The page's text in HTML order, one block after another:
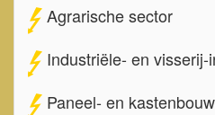
Agrarische sector
Industriële- en visserij-
Paneel- en kastenbouw